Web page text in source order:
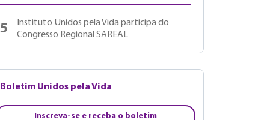
5
Instituto Unidos pela Vida participa do
Congresso Regional SAREAL
Boletim Unidos pela Vida
Inscreva-se e receba o boletim